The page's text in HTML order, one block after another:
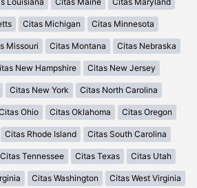
Citas Michigan Citas Minnesota
Missouri Citas Montana Citas Nebraska
New Hampshire Citas New Jersey
Citas New York Citas North Carolina
Ohio Citas Oklahoma Citas Oregon
Citas Rhode Island Citas South Carolina
Citas Tennessee Citas Texas Citas Utah
Citas Washington Citas West Virginia